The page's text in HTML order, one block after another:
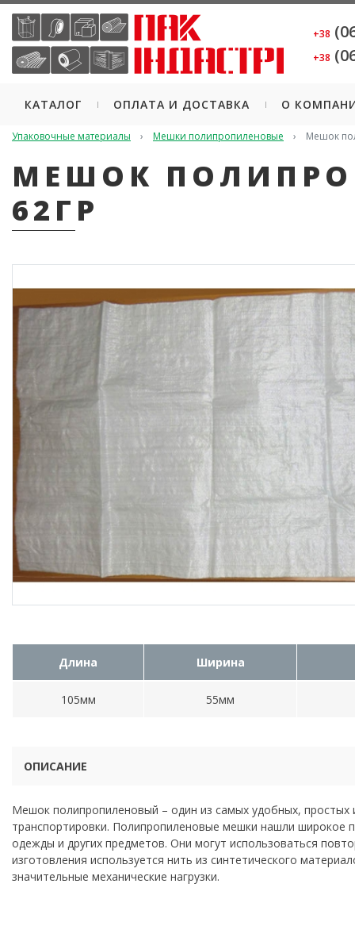
+38
+38
КАТАЛОГ ОПЛАТА И ДОСТАВКА О
Упаковочные материалы Мешки полипропиленовые Мешок
МЕШОК
62ГР
Длина Ширина
105мм 55мм
ОПИСАНИЕ
Мешок полипропиленовый – один из самых удобных, простых
транспортировки. Полипропиленовые мешки нашли широкое
одежды и других предметов. Они могут использоваться
изготовления используется нить из синтетического
значительные механические нагрузки.